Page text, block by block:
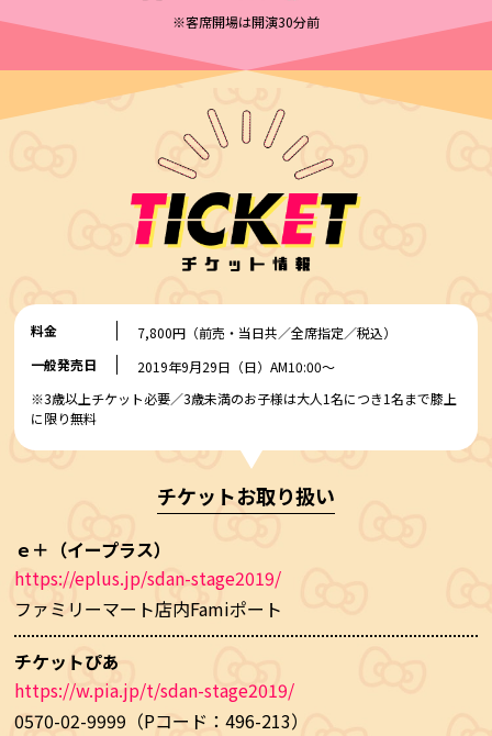
※客席開場は開演30分前
料金
7,800円（前売・当日共／全席指定／税込）
一般発売日
2019年9月29日（日）AM10:00～
※3歳以上チケット必要／3歳未満のお子様は大人1名につき1名まで膝上
に限り無料
チケットお取り扱い
ｅ＋（イープラス）
https://eplus.jp/sdan-stage2019/
ファミリーマート店内Famiポート
チケットぴあ
https://w.pia.jp/t/sdan-stage2019/
0570-02-9999 （Pコード：496-213）